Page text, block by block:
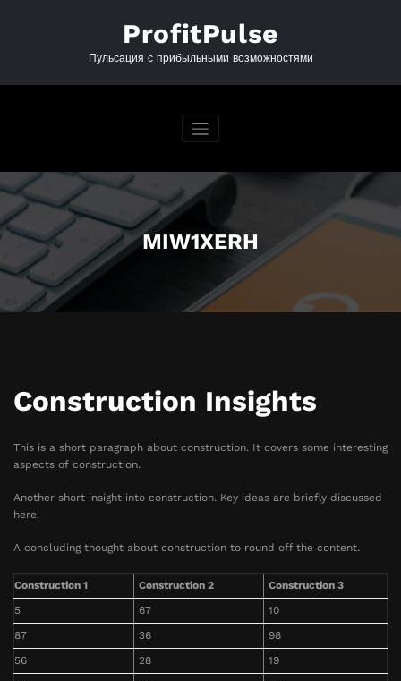
ProfitPulse
Пульсация с прибыльными возможностями
MIW1XERH
Construction Insights
This is a short paragraph about construction. It covers some interesting
aspects of construction.
Another short insight into construction. Key ideas are briefly discussed
here.
A concluding thought about construction to round off the content.
Construction 1 Construction 2
Construction 3
5
67
10
87
36
98
56
28
19